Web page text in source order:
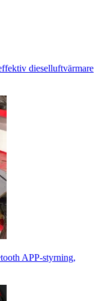
dieselluftvärmare
APP-styrning,